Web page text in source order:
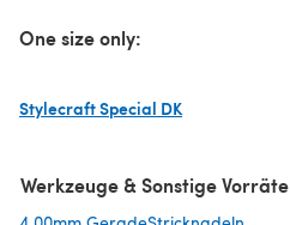
One size only:
Stylecraft Special DK
Werkzeuge & Sonstige Vorräte